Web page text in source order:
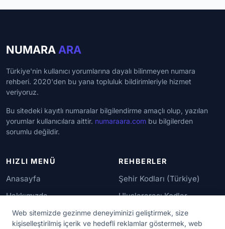
Web sitemizde gezinme deneyiminizi geliştirmek, size
kişiselleştirilmiş içerik ve hedefli reklamlar göstermek, web
NUMARA ARA
Türkiye'nin kullanıcı yorumlarına dayalı bilinmeyen numara
rehberi. 2020'den bu yana topluluk bildirimleriyle hizmet
veriyoruz.
Bu sitedeki kayıtlı numaralar bilgilendirme amaçlı olup, yazılan
yorumlar kullanıcılara aittir. numaraara.com bu bilgilerden
sorumlu değildir.
HIZLI MENÜ
Anasayfa
Hakkımızda
İletişim
REHBERLER
Şehir Kodları (Türkiye)
Uluslararası Kodlar
Güvenilir Numaralar